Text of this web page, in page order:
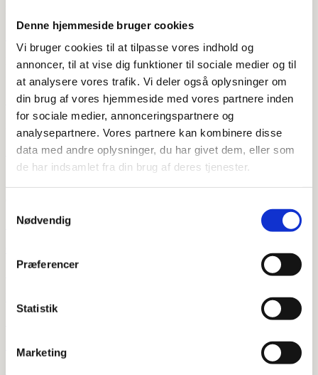
Denne hjemmeside bruger cookies
Vi bruger cookies til at tilpasse vores indhold og
annoncer, til at vise dig funktioner til sociale medier og til
at analysere vores trafik. Vi deler også oplysninger om
din brug af vores hjemmeside med vores partnere inden
for sociale medier, annonceringspartnere og
analysepartnere. Vores partnere kan kombinere disse
data med andre oplysninger, du har givet dem, eller som
de har indsamlet fra din brug af deres tjenester.
Nødvendig
Præferencer
Statistik
Marketing
Lunikvej 5D
2670 Greve Strand
Handelsbetingelser